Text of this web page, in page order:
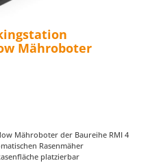
Mähroboter
Mähroboter der Baureihe RMI 4
Rasenmäher
platzierbar